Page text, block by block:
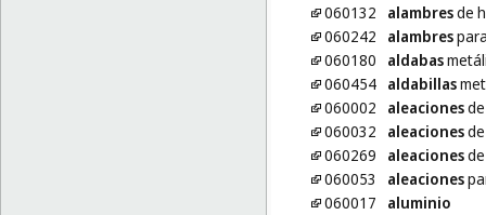
060132
alambresde
060242
alambres
060180
aldabas
060454 aldabillas
060002
aleacionesde
060032
aleacionesde
060269
aleacionesde
060053
aleaciones
060017
aluminio